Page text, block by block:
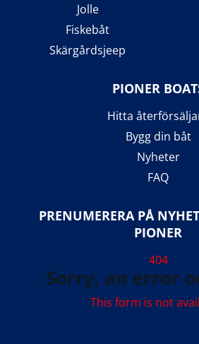
Jolle
Fiskebåt
Skärgårdsjeep
PIONER
Hitta
Bygg din båt
Nyheter
FAQ
PRENUMERERA PÅ
PIONER
404
Sorry, an error
This form is not